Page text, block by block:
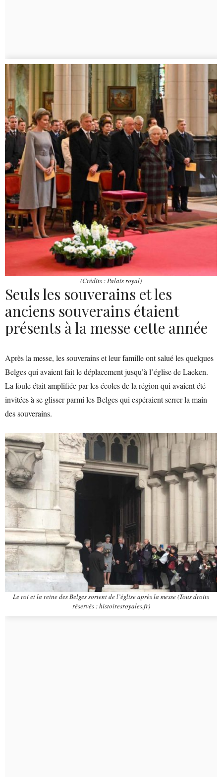
(Crédits : Palais royal)
Seuls les souverains et les
anciens souverains étaient
présents à la messe cette année
Après la messe, les souverains et leur famille ont salué les quelques
Belges qui avaient fait le déplacement jusqu’à l’église de Laeken.
La foule était amplifiée par les écoles de la région qui avaient été
invitées à se glisser parmi les Belges qui espéraient serrer la main
des souverains.
Le roi et la reine des Belges sortent de l’église après la messe (Tous droits
réservés : histoiresroyales.fr)